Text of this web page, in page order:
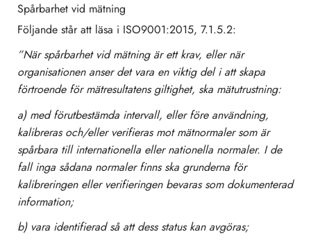
Spårbarhet vid mätning
Följande står att läsa i ISO9001:2015, 7.1.5.2:
”När spårbarhet vid mätning är ett krav, eller när
organisationen anser det vara en viktig del i att skapa
förtroende för mätresultatens giltighet, ska mätutrustning:
a) med förutbestämda intervall, eller före användning,
kalibreras och/eller verifieras mot mätnormaler som är
spårbara till internationella eller nationella normaler. I de
fall inga sådana normaler finns ska grunderna för
kalibreringen eller verifieringen bevaras som dokumenterad
information;
b) vara identifierad så att dess status kan avgöras;